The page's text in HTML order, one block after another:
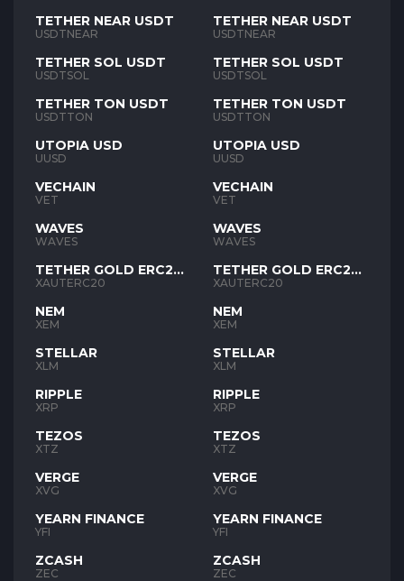
TETHER NEAR USDT
USDTNEAR
TETHER SOL USDT
USDTSOL
TETHER TON USDT
USDTTON
UTOPIA USD
UUSD
VECHAIN
VET
WAVES
WAVES
TETHER GOLD ERC20
XAUT
XAUTERC20
NEM
XEM
STELLAR
XLM
RIPPLE
XRP
TEZOS
XTZ
VERGE
XVG
YEARN FINANCE
YFI
ZCASH
ZEC
TETHER NEAR USDT
USDTNEAR
TETHER SOL USDT
USDTSOL
TETHER TON USDT
USDTTON
UTOPIA USD
UUSD
VECHAIN
VET
WAVES
WAVES
TETHER GOLD ERC20
XAUT
XAUTERC20
NEM
XEM
STELLAR
XLM
RIPPLE
XRP
TEZOS
XTZ
VERGE
XVG
YEARN FINANCE
YFI
ZCASH
ZEC